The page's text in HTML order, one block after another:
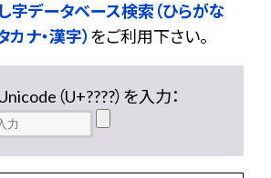
字データベース検索（ひらがな
カナ・漢字） をご利用下さい。
（U+????）を入力：